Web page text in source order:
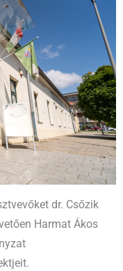
dr. Csőzik
Harmat Ákos